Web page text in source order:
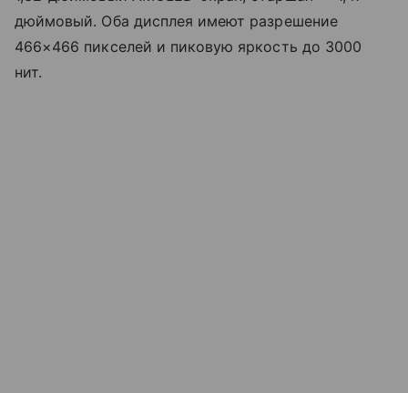
дюймовый. Оба дисплея имеют разрешение
466×466 пикселей и пиковую яркость до 3000
нит.